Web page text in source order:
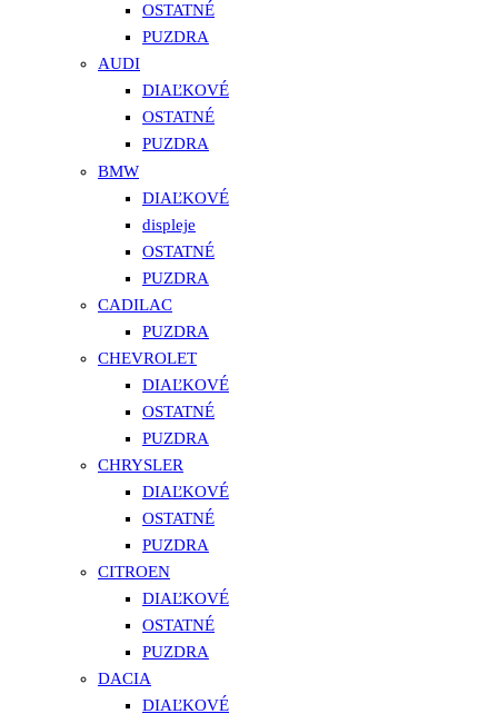
OSTATNÉ
PUZDRA
AUDI
DIAĽKOVÉ
OSTATNÉ
PUZDRA
BMW
DIAĽKOVÉ
displeje
OSTATNÉ
PUZDRA
CADILAC
PUZDRA
CHEVROLET
DIAĽKOVÉ
OSTATNÉ
PUZDRA
CHRYSLER
DIAĽKOVÉ
OSTATNÉ
PUZDRA
CITROEN
DIAĽKOVÉ
OSTATNÉ
PUZDRA
DACIA
DIAĽKOVÉ